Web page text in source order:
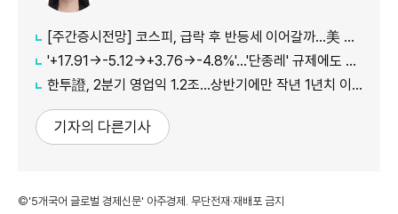
[주간증시전망] 코스피, 급락 후 반등세 이어갈까…美 CPI·외국인 수급 '촉각'
'+17.91→-5.12→+3.76→-4.8%'…'단종레' 규제에도 여전히 롤러코스터 타는 코스피
한투證, 2분기 영업익 1.2조…상반기에만 작년 1년치 이익만큼 벌었다
기자의 다른기사
©'5개국어 글로벌 경제신문' 아주경제. 무단전재·재배포 금지